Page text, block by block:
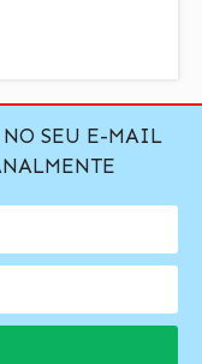
NO SEU E-MAIL